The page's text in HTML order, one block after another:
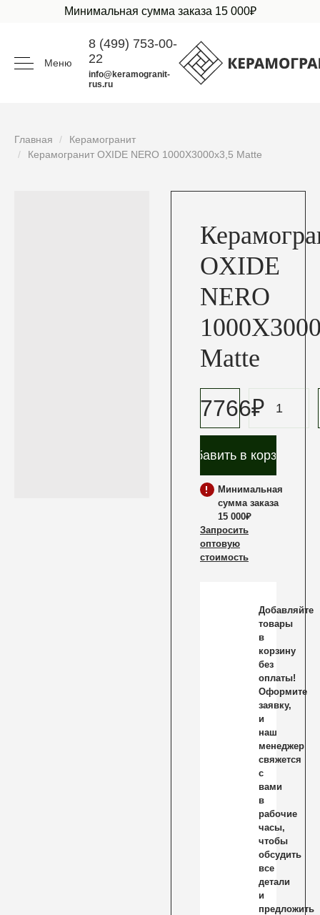
Минимальная сумма заказа 15 000₽
Меню
8 (499) 753-00-
22
info@keramogranit-
rus.ru
Главная
Керамогранит
Керамогранит OXIDE NERO 1000X3000x3,5 Matte
OXIDE
NERO
Matte
7766₽ /м2
Добавить в корзину
Минимальная
сумма заказа
15 000₽
Запросить
оптовую
стоимость
Добавляйте
товары
в
корзину
без
оплаты!
Оформите
заявку,
и
наш
менеджер
свяжется
с
вами
в
рабочие
часы,
чтобы
обсудить
все
детали
и
предложить